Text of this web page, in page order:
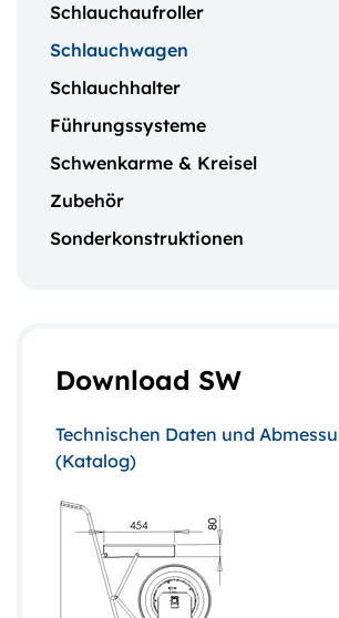
Schlauchaufroller
Schlauchwagen
Schlauchhalter
Führungssysteme
Schwenkarme & Kreisel
Zubehör
Sonderkonstruktionen
Download SW
Technischen Daten und
(Katalog)